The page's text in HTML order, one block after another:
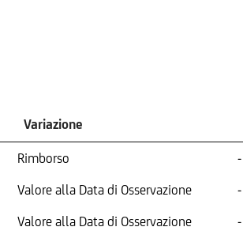
Variazione
Rimborso -
Valore alla Data di Osservazione -
Valore alla Data di Osservazione -